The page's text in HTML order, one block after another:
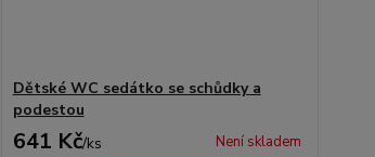
Dětské WC sedátko se schůdky a
podestou
641 Kč/ks Není skladem